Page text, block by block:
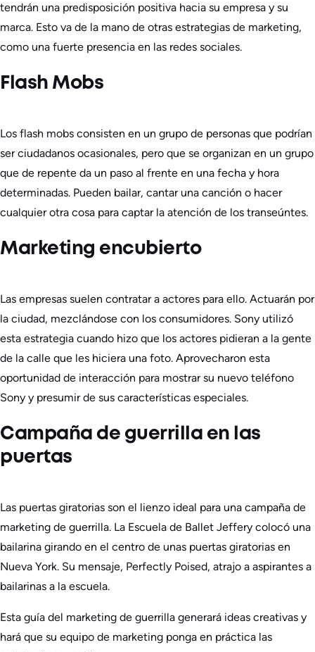
tendrán una predisposición positiva hacia su empresa y su
marca. Esto va de la mano de otras estrategias de marketing,
como una fuerte presencia en las redes sociales.
Flash Mobs
Los flash mobs consisten en un grupo de personas que podrían
ser ciudadanos ocasionales, pero que se organizan en un grupo
que de repente da un paso al frente en una fecha y hora
determinadas. Pueden bailar, cantar una canción o hacer
cualquier otra cosa para captar la atención de los transeúntes.
Marketing encubierto
Las empresas suelen contratar a actores para ello. Actuarán por
la ciudad, mezclándose con los consumidores. Sony utilizó
esta estrategia cuando hizo que los actores pidieran a la gente
de la calle que les hiciera una foto. Aprovecharon esta
oportunidad de interacción para mostrar su nuevo teléfono
Sony y presumir de sus características especiales.
Campaña de guerrilla en las
puertas
Las puertas giratorias son el lienzo ideal para una campaña de
marketing de guerrilla. La Escuela de Ballet Jeffery colocó una
bailarina girando en el centro de unas puertas giratorias en
Nueva York. Su mensaje, Perfectly Poised, atrajo a aspirantes a
bailarinas a la escuela.
Esta guía del marketing de guerrilla generará ideas creativas y
hará que su equipo de marketing ponga en práctica las